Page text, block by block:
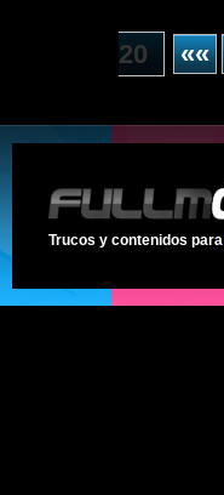
20
««
Trucos y contenidos para